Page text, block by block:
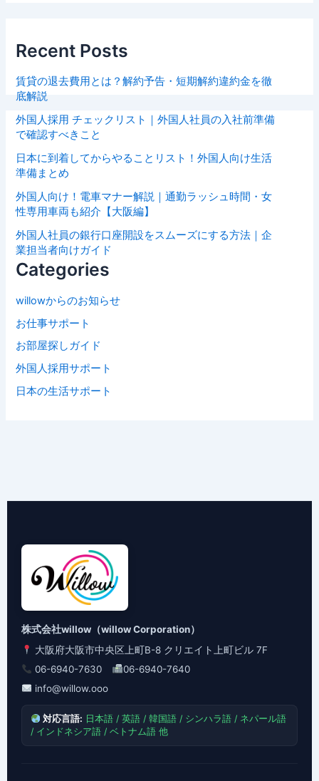
Recent Posts
賃貸の退去費用とは？解約予告・短期解約違約金を徹
底解説
外国人採用 チェックリスト｜外国人社員の入社前準備
で確認すべきこと
日本に到着してからやることリスト！外国人向け生活
準備まとめ
外国人向け！電車マナー解説｜通勤ラッシュ時間・女
性専用車両も紹介【大阪編】
外国人社員の銀行口座開設をスムーズにする方法｜企
業担当者向けガイド
Categories
willowからのお知らせ
お仕事サポート
お部屋探しガイド
外国人採用サポート
日本の生活サポート
株式会社willow（willow Corporation）
大阪府大阪市中央区上町B-8 クリエイト上町ビル 7F
06-6940-7630
06-6940-7640
info@willow.ooo
対応言語: 日本語 / 英語 / 韓国語 / シンハラ語 / ネパール語
/ インドネシア語 / ベトナム語 他